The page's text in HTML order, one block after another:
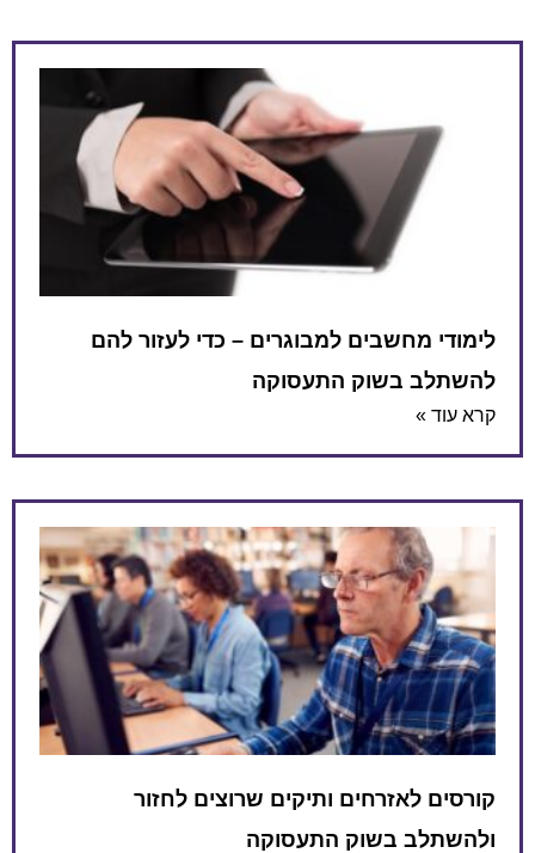
לימודי מחשבים למבוגרים – כדי לעזור להם
להשתלב בשוק התעסוקה
קרא עוד »
קורסים לאזרחים ותיקים שרוצים לחזור
ולהשתלב בשוק התעסוקה